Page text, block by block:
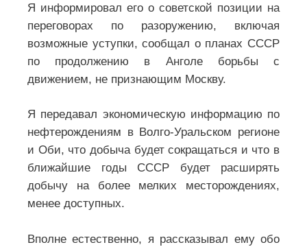
Я информировал его о советской позиции на
переговорах по разоружению, включая
возможные уступки, сообщал о планах СССР
по продолжению в Анголе борьбы с
движением, не признающим Москву.
Я передавал экономическую информацию по
нефтерождениям в Волго-Уральском регионе
и Оби, что добыча будет сокращаться и что в
ближайшие годы СССР будет расширять
добычу на более мелких месторождениях,
менее доступных.
Вполне естественно, я рассказывал ему обо